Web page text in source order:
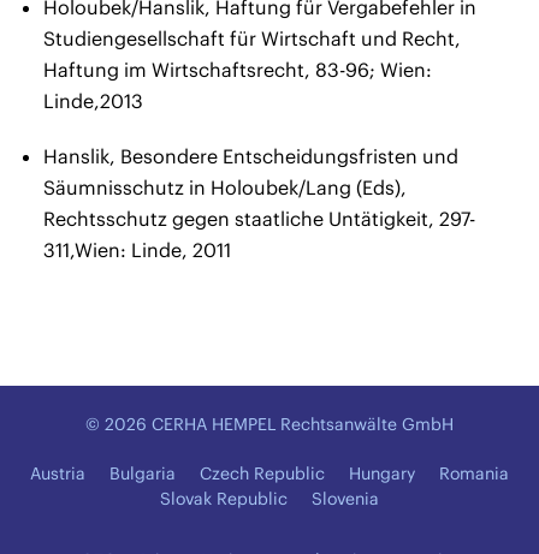
Holoubek/Hanslik, Haftung für Vergabefehler in
Studiengesellschaft für Wirtschaft und Recht,
Haftung im Wirtschaftsrecht, 83-96; Wien:
Linde,2013
Hanslik, Besondere Entscheidungsfristen und
Säumnisschutz in Holoubek/Lang (Eds),
Rechtsschutz gegen staatliche Untätigkeit, 297-
311,Wien: Linde, 2011
© 2026 CERHA HEMPEL Rechtsanwälte GmbH
Austria Bulgaria Czech Republic Hungary
Romania
Slovak Republic
Slovenia